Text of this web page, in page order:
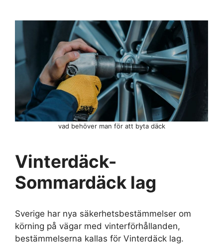
vad behöver man för att byta däck
Vinterdäck-
Sommardäck lag
Sverige har nya säkerhetsbestämmelser om
körning på vägar med vinterförhållanden,
bestämmelserna kallas för Vinterdäck lag.